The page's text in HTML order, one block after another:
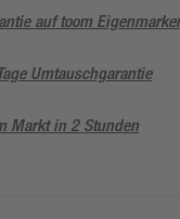
auf toom
Umtauschgarantie
Markt in 2 Stunden